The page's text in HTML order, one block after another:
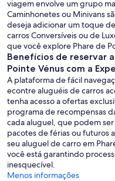
viagem envolve um grupo
Caminhonetes ou Minivans
deseja adicionar um toque
carros Conversíveis ou de
que você explore Phare de
Benefícios de reservar
Pointe Vénus com a
A plataforma de fácil
econtre aluguéis de carros
tenha acesso a ofertas
programa de recompensas
cada aluguel, que podem
pacotes de férias ou futuros
seu aluguel de carro em
você está garantindo
inesquecível.
Menos informações